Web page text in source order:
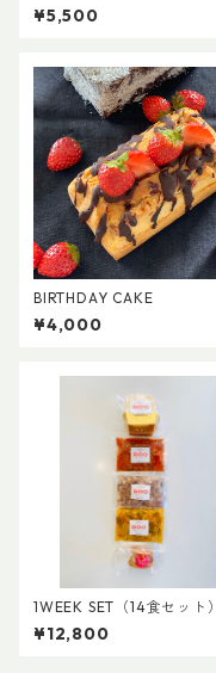
スセット）
¥5,500
BIRTHDAY CAKE
¥4,000
1WEEK SET（14食セット）
¥12,800